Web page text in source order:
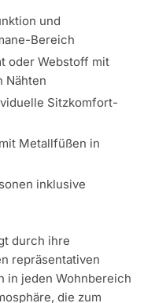
und
Bereich
oder Webstoff mit
Nähten
Sitzkomfort-
Metallfüßen in
inklusive
durch ihre
repräsentativen
in jeden Wohnbereich
die zum